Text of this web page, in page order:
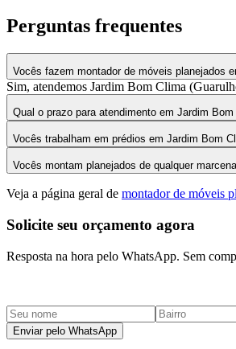
Perguntas frequentes
Vocês fazem montador de móveis planejados
Sim, atendemos Jardim Bom Clima
Qual o prazo para atendimento em Jardim
Vocês trabalham em prédios em Jardim Bom
Vocês montam planejados de qualquer
Veja a página geral de montador de móveis
Solicite seu orçamento agora
Resposta na hora pelo WhatsApp. Sem
Enviar pelo WhatsApp